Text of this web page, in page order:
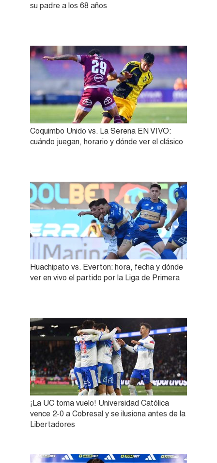
su padre a los 68 años
Coquimbo Unido vs. La Serena EN VIVO:
cuándo juegan, horario y dónde ver el clásico
Huachipato vs. Everton: hora, fecha y dónde
ver en vivo el partido por la Liga de Primera
¡La UC toma vuelo! Universidad Católica
vence 2-0 a Cobresal y se ilusiona antes de la
Libertadores